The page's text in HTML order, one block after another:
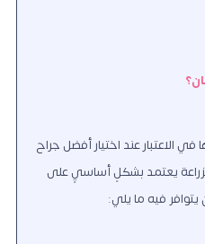
الاعتبار عند اختيار أفضل جراح
يعتمد بشكلٍ أساسيٍ على
يتوافر فيه ما يلي: